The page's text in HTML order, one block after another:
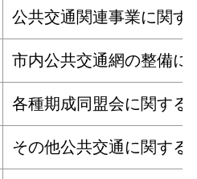
公共交通関連事業に関す
市内公共交通網の整備に
各種期成同盟会に関する
その他公共交通に関する